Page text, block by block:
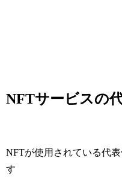
NFTサービスの
NFTが使用されている代
す